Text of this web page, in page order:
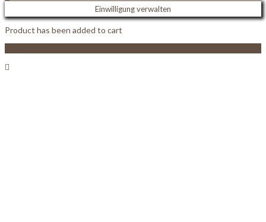
Einwilligung verwalten
Product has been added to cart